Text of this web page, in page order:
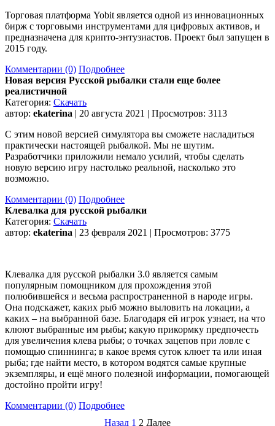
Торговая платформа Yobit является одной из инновационных
бирж с торговыми инструментами для цифровых активов, и
предназначена для крипто-энтузиастов. Проект был запущен в
2015 году.
Комментарии (0) Подробнее
Новая версия Русской рыбалки стали еще более
реалистичной
Категория: Скачать
автор: ekaterina | 20 августа 2021 | Просмотров: 3113
С этим новой версией симулятора вы сможете насладиться
практически настоящей рыбалкой. Мы не шутим.
Разработчики приложили немало усилий, чтобы сделать
новую версию игру настолько реальной, насколько это
возможно.
Комментарии (0) Подробнее
Клевалка для русской рыбалки
Категория: Скачать
автор: ekaterina | 23 февраля 2021 | Просмотров: 3775
Клевалка для русской рыбалки 3.0 является самым
популярным помощником для прохождения этой
полюбившейся и весьма распространенной в народе игры.
Она подскажет, каких рыб можно выловить на локации, а
каких – на выбранной базе. Благодаря ей игрок узнает, на что
клюют выбранные им рыбы; какую прикормку предпочесть
для увеличения клева рыбы; о точках зацепов при ловле с
помощью спиннинга; в какое время суток клюет та или иная
рыба; где найти место, в котором водятся самые крупные
экземпляры, и ещё много полезной информации, помогающей
достойно пройти игру!
Комментарии (0) Подробнее
Назад 1 2 Далее